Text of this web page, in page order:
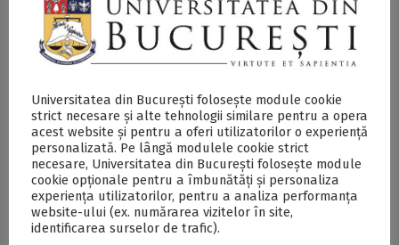
Institutul de Fizică Atomică,Institutul Național de
Cercetare-Dezvoltare pentru Fizica Materialelor ,
Institutul de Științe Spațiale
Institutul Național de
Cercetare-Dezvoltare pentru Optoelectronicăși
Fizică și Inginerie Nucleară „Horia Hulubei”.
SECŢIUNE ACCESIBILIZATĂ PENTRU
PERSOANELE CU DIZABILITĂŢI DE VEDERE
Universitatea din București folosește module cookie
strict necesare și alte tehnologii similare pentru a opera
acest website și pentru a oferi utilizatorilor o experiență
personalizată. Pe lângă modulele cookie strict
necesare, Universitatea din București folosește module
cookie opționale pentru a îmbunătăți și personaliza
experiența utilizatorilor, pentru a analiza performanța
website-ului (ex. numărarea vizitelor în site,
identificarea surselor de trafic).